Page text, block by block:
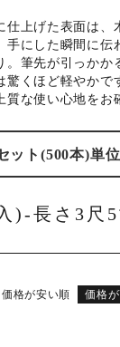
仕上げた表面は、
手にした瞬間に伝
。筆先が引っかか
驚くほど軽やかで
な使い心地をお
ット(500本)単
)-長さ3尺
価格が安い順 価格